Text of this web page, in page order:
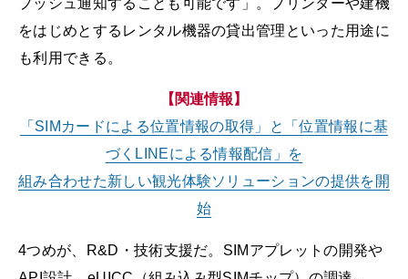
プッシュ通知することも可能です」。プリンターや建機
をはじめとするレンタル機器の貸出管理といった用途に
も利用できる。
【関連情報】
「SIMカードによる位置情報の取得」と「位置情報に基
づくLINEによる情報配信」を
組み合わせた新しい観光体験ソリューションの提供を開
始
4つめが、R&D・技術支援だ。SIMアプレットの開発や